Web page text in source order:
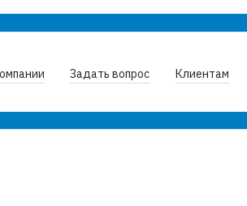
Задать вопрос Клиентам